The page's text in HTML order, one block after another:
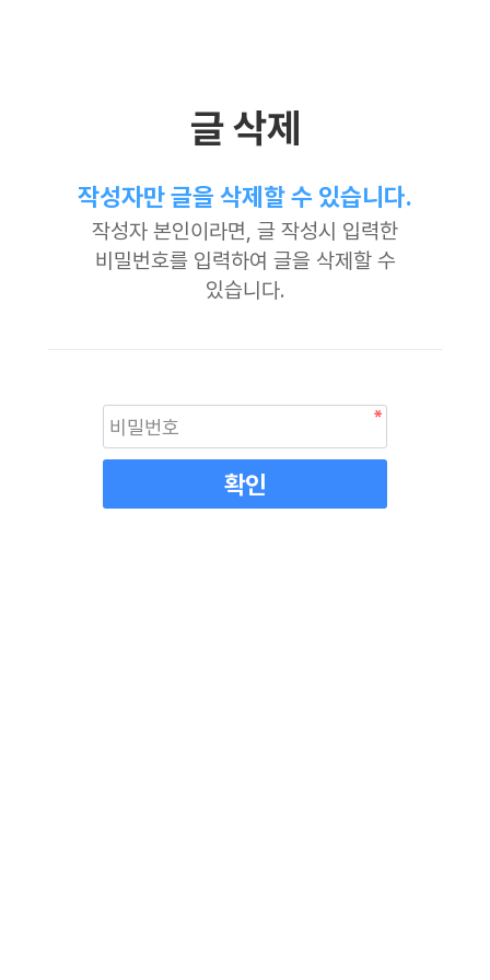
글 삭제
작성자만 글을 삭제할 수 있습니다.
작성자 본인이라면, 글 작성시 입력한
비밀번호를 입력하여 글을 삭제할 수
있습니다.